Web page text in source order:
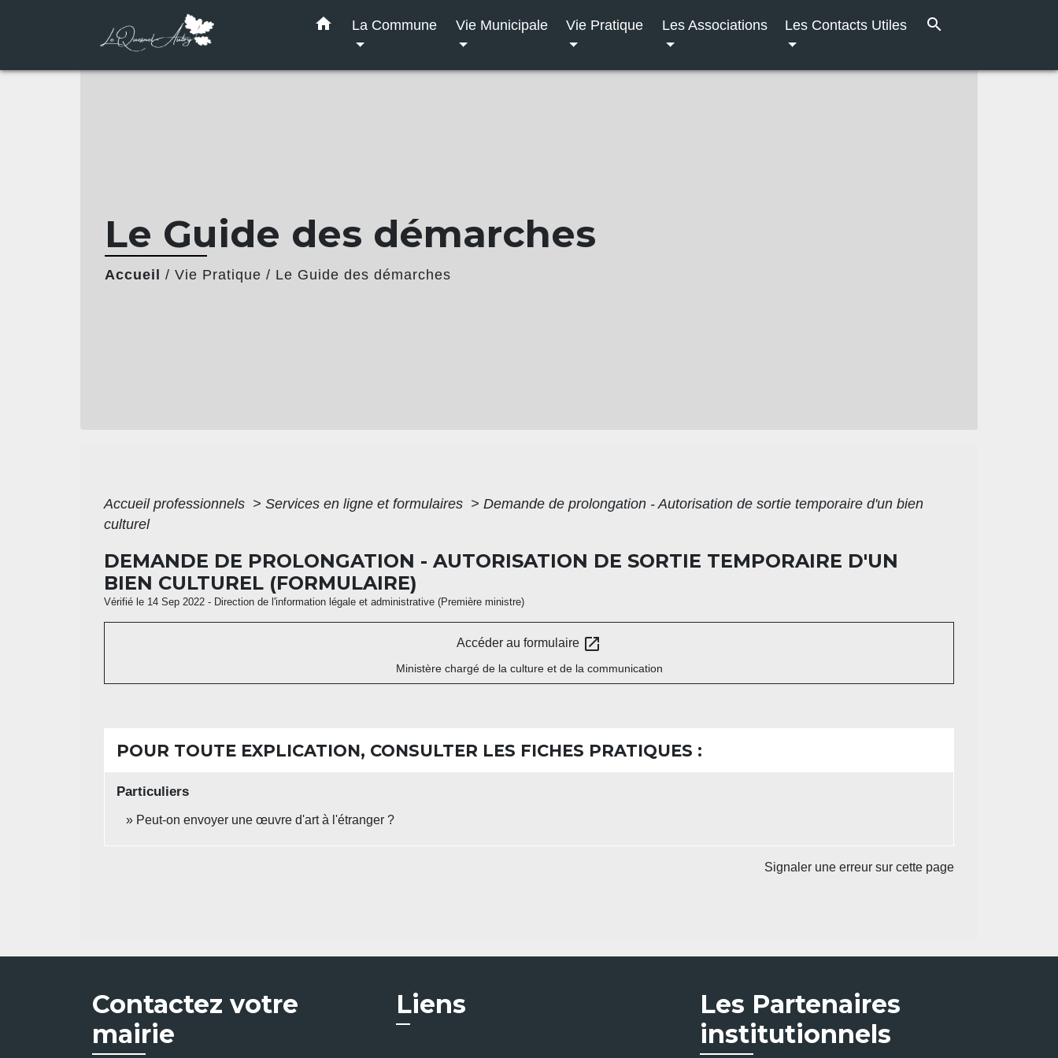
home La Commune Vie Municipale Vie Pratique Les Associations Les Contacts Utiles search
Le Guide des démarches
Accueil / Vie Pratique / Le Guide des démarches
Accueil professionnels > Services en ligne et formulaires > Demande de prolongation - Autorisation de sortie temporaire d'un bien
culturel
DEMANDE DE PROLONGATION - AUTORISATION DE SORTIE TEMPORAIRE D'UN
BIEN CULTUREL (FORMULAIRE)
Vérifié le 14 Sep 2022 - Direction de l'information légale et administrative (Première ministre)
Accéder au formulaire open_in_new
Ministère chargé de la culture et de la communication
POUR TOUTE EXPLICATION, CONSULTER LES FICHES PRATIQUES :
Particuliers
Peut-on envoyer une œuvre d'art à l'étranger ?
Signaler une erreur sur cette page
Contactez votre
mairie
Liens
Les Partenaires
institutionnels